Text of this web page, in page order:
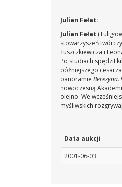
Julian Fałat:
Julian Fałat
stowarzyszeń
Łuszczkiewicza i
Po studiach spędził
późniejszego
panoramie Berezyna.
nowoczesną
olejno. We
myśliwskich
Data aukcji
2001-06-03